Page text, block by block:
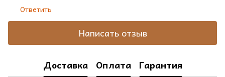
Ответить
Написать отзыв
Доставка Оплата Гарантия